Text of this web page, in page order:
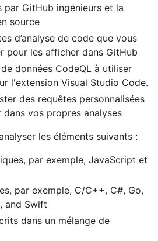
par GitHub ingénieurs et la
source
d’analyse de code que vous
pour les afficher dans GitHub
données CodeQL à utiliser
l'extension Visual Studio Code.
des requêtes personnalisées
dans vos propres analyses
les éléments suivants :
par exemple, JavaScript et
par exemple, C/C++, C#, Go,
and Swift
dans un mélange de